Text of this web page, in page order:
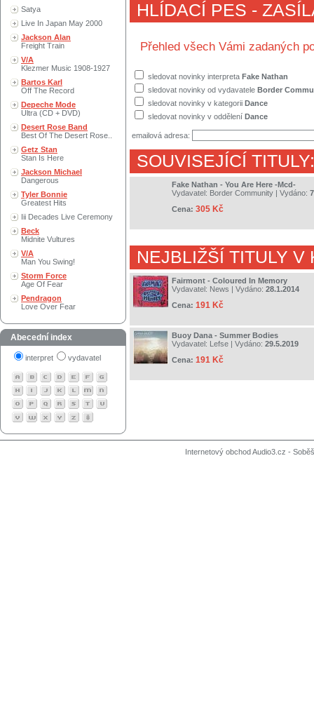
Satya
Live In Japan May 2000
Jackson Alan
Freight Train
V/A
Klezmer Music 1908-1927
Bartos Karl
Off The Record
Depeche Mode
Ultra (CD + DVD)
Desert Rose Band
Best Of The Desert Rose..
Getz Stan
Stan Is Here
Jackson Michael
Dangerous
Tyler Bonnie
Greatest Hits
Iii Decades Live Ceremony
Beck
Midnite Vultures
V/A
Man You Swing!
Storm Force
Age Of Fear
Pendragon
Love Over Fear
Abecední index
interpret vydavatel
HLÍDACÍ PES -
Přehled všech Vámi zadaných
sledovat novinky interpreta Fake Nathan
sledovat novinky od vydavatele Border
sledovat novinky v kategorii Dance
sledovat novinky v oddělení Dance
emailová adresa:
SOUVISEJÍCÍ TITULY:
Fake Nathan - You Are Here -Mcd-
Vydavatel: Border Community | Vydáno:
Cena: 305 Kč
NEJBLIŽŠÍ TITULY V
Fairmont - Coloured In Memory
Vydavatel: News | Vydáno: 28.1.2014
Cena: 191 Kč
Buoy Dana - Summer Bodies
Vydavatel: Lefse | Vydáno: 29.5.2019
Cena: 191 Kč
Internetový obchod Audio3.cz -